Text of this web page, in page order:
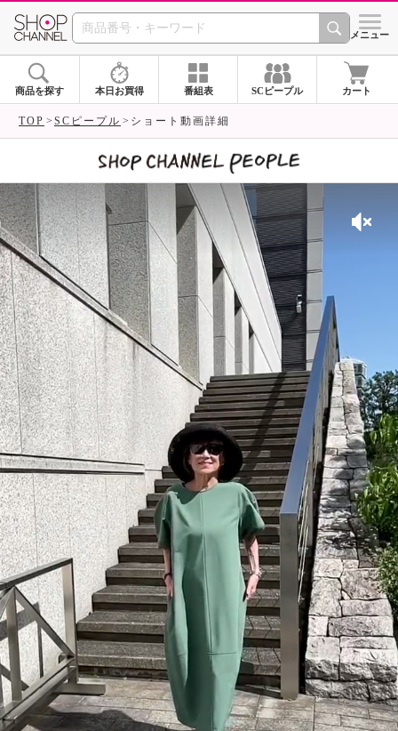
SHOP CHANNEL シメニュー
商品を探す 本日お買得 番組表 SCピープル カート
TOP SCピープル ショート動画詳細